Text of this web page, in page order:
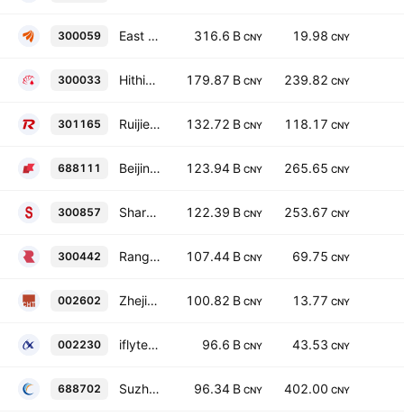
300059 East Money Information Co., Ltd Class A 316.6 B CNY 19.98 CNY
300033 Hithink RoyalFlush Information Network Co., Ltd. Class A 179.87 B CNY 239.82 CNY
301165 Ruijie Networks Co., Ltd. Class A 132.72 B CNY 118.17 CNY
688111 Beijing Kingsoft Office Software. Inc. Class A 123.94 B CNY 265.65 CNY
300857 Sharetronic Data Technology Co. Ltd. Class A 122.39 B CNY 253.67 CNY
300442 Range Intelligent Computing Technology Group Company Limited Class A 107.44 B CNY 69.75 CNY
002602 Zhejiang Century Huatong Group Co., Ltd. Class A 100.82 B CNY 13.77 CNY
002230 iflytek Co., Ltd. Class A 96.6 B CNY 43.53 CNY
688702 Suzhou Centec Communications Co., Ltd. Class A 96.34 B CNY 402.00 CNY